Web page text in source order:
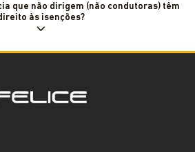
que não dirigem (não condutoras) têm
às isenções?